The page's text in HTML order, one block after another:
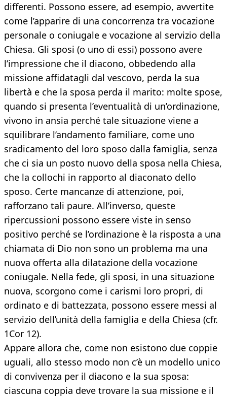
differenti. Possono essere, ad esempio, avvertite
come l’apparire di una concorrenza tra vocazione
personale o coniugale e vocazione al servizio della
Chiesa. Gli sposi (o uno di essi) possono avere
l’impressione che il diacono, obbedendo alla
missione affidatagli dal vescovo, perda la sua
libertà e che la sposa perda il marito: molte spose,
quando si presenta l’eventualità di un’ordinazione,
vivono in ansia perché tale situazione viene a
squilibrare l’andamento familiare, come uno
sradicamento del loro sposo dalla famiglia, senza
che ci sia un posto nuovo della sposa nella Chiesa,
che la collochi in rapporto al diaconato dello
sposo. Certe mancanze di attenzione, poi,
rafforzano tali paure. All’inverso, queste
ripercussioni possono essere viste in senso
positivo perché se l’ordinazione è la risposta a una
chiamata di Dio non sono un problema ma una
nuova offerta alla dilatazione della vocazione
coniugale. Nella fede, gli sposi, in una situazione
nuova, scorgono come i carismi loro propri, di
ordinato e di battezzata, possono essere messi al
servizio dell’unità della famiglia e della Chiesa (cfr.
1Cor 12).
Appare allora che, come non esistono due coppie
uguali, allo stesso modo non c’è un modello unico
di convivenza per il diacono e la sua sposa:
ciascuna coppia deve trovare la sua missione e il